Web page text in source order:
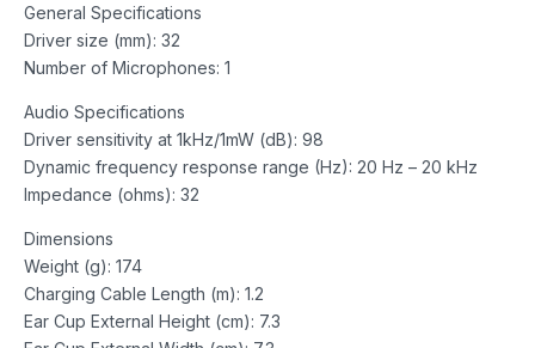
General Specifications
Driver size (mm): 32
Number of Microphones: 1
Audio Specifications
Driver sensitivity at 1kHz/1mW (dB): 98
Dynamic frequency response range (Hz): 20 Hz – 20 kHz
Impedance (ohms): 32
Dimensions
Weight (g): 174
Charging Cable Length (m): 1.2
Ear Cup External Height (cm): 7.3